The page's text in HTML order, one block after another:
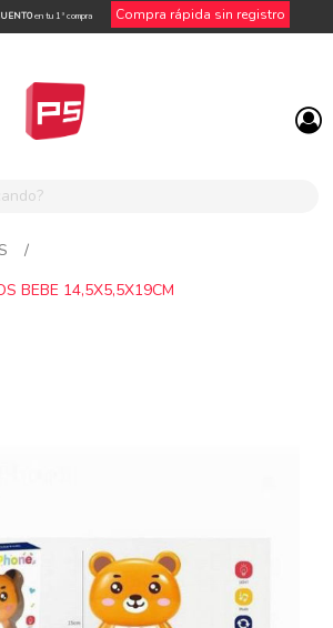
en tu 1ª compra Compra rápida sin registro
/
BEBE 14,5X5,5X19CM